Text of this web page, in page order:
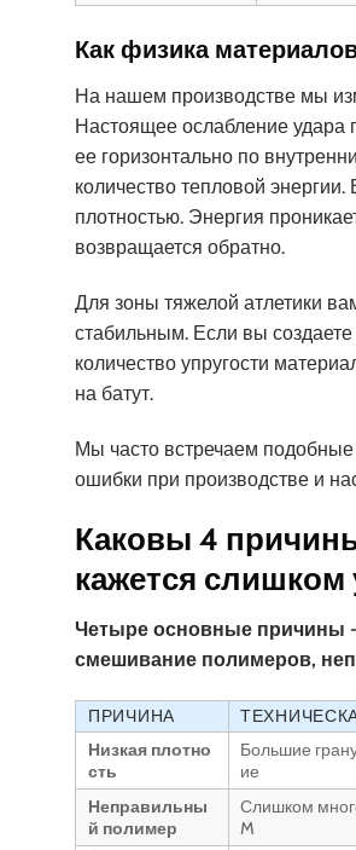
Как физика
На нашем производстве мы
Настоящее ослабление удара
ее горизонтально по
количество тепловой
плотностью. Энергия
возвращается обратно.
Для зоны тяжелой атлетики
стабильным. Если вы
количество упругости
на батут.
Мы часто встречаем
ошибки при производстве и
Каковы 4
кажется слишком
Четыре основные причины -
смешивание полимеров,
ПРИЧИНА
Низкая плотно
сть
Большие
ие
Неправильны
й полимер
Слишком
M